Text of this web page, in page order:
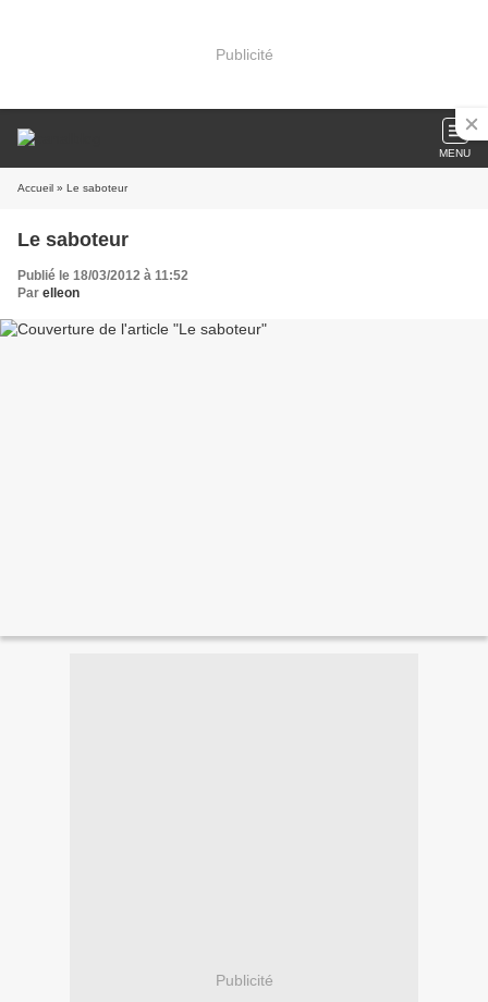
Publicité
MENU
Accueil » Le saboteur
Le saboteur
Publié le 18/03/2012 à 11:52
Par elleon
Publicité